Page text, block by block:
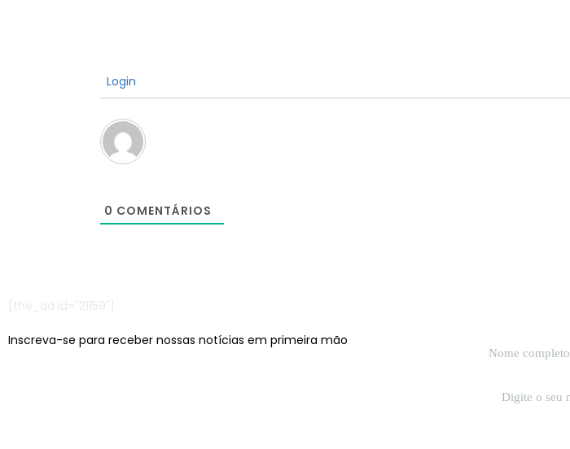
Login
0 COMENTÁRIOS
Inscreva-se para receber nossas notícias em primeira mão